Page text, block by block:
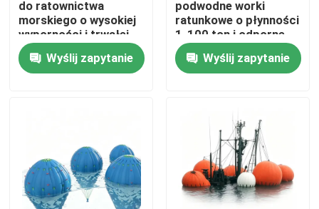
Produkty
Filmy
do ratownictwa
morskiego o wysokiej
wyporności i trwałej
konstrukcji
umożliwiającej łatwe
rozmieszczenie
Wyślij zapytanie
podwodne worki
ratunkowe o płynności
1-100 ton i odporne
na korozję
Wyślij zapytanie